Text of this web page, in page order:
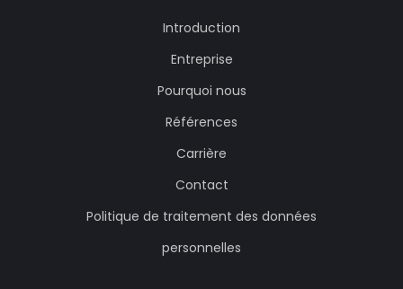
Introduction
Entreprise
Pourquoi nous
Références
Carrière
Contact
Politique de traitement des données
personnelles